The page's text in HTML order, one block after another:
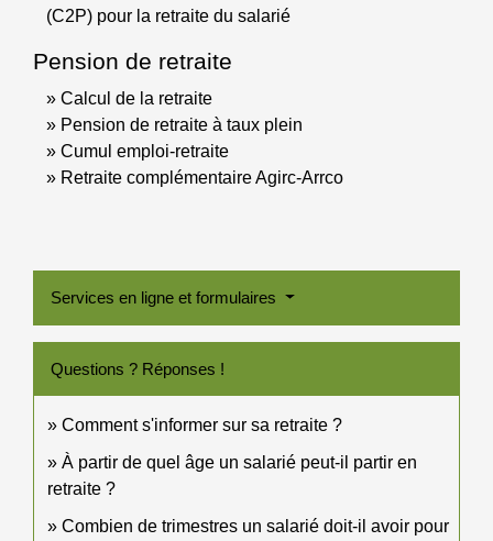
(C2P) pour la retraite du salarié
Pension de retraite
Calcul de la retraite
Pension de retraite à taux plein
Cumul emploi-retraite
Retraite complémentaire Agirc-Arrco
Services en ligne et formulaires
Questions ? Réponses !
Comment s'informer sur sa retraite ?
À partir de quel âge un salarié peut-il partir en
retraite ?
Combien de trimestres un salarié doit-il avoir pour